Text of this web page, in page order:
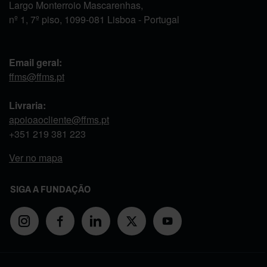
Largo Monterroio Mascarenhas,
nº 1, 7º piso, 1099-081 Lisboa - Portugal
Email geral:
ffms@ffms.pt
Livraria:
apoioaocliente@ffms.pt
+351 219 381 223
Ver no mapa
SIGA A FUNDAÇÃO